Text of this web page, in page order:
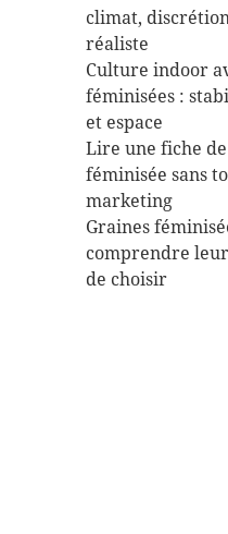
climat,
réaliste
Culture indoor
féminisées :
et espace
Lire une fiche
féminisée sans
marketing
Graines
comprendre
de choisir